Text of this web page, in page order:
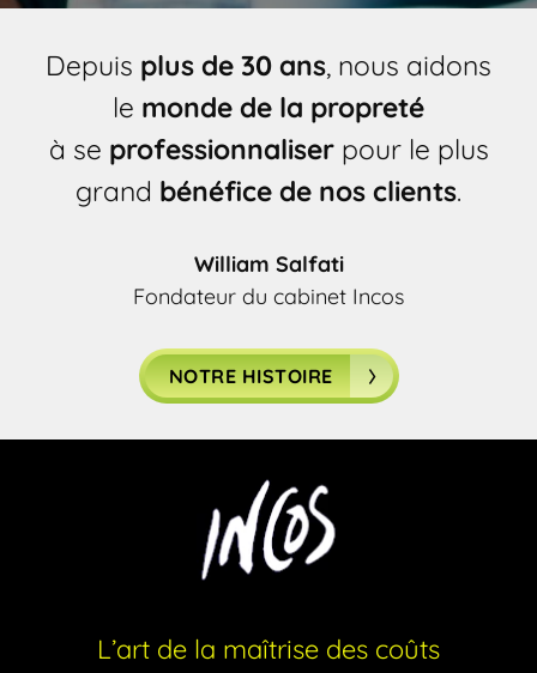
Depuis plus de 30 ans, nous aidons
le monde de la propreté
à se professionnaliserpour le plus
grand bénéfice de nos clients.
William Salfati
Fondateur du cabinet Incos
NOTRE HISTOIRE
L’art de la maîtrise des coûts